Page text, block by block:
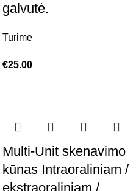
galvutė.
Turime
€25.00
Multi-Unit skenavimo
kūnas Intraoraliniam /
ekstraoraliniam /